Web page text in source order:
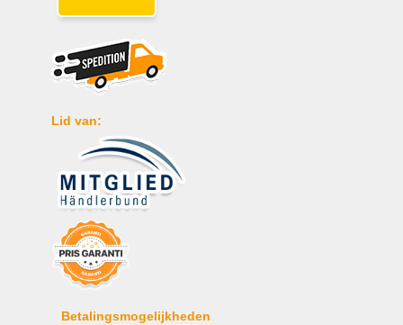
Lid van:
Betalingsmogelijkheden